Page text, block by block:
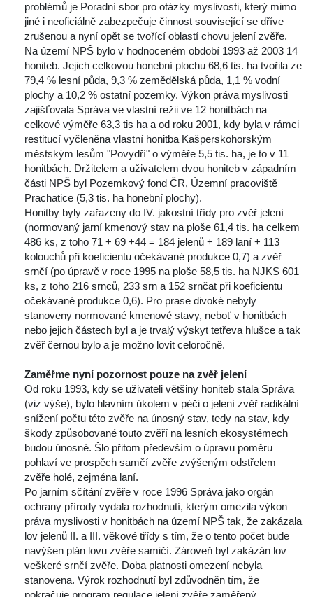
problémů je Poradní sbor pro otázky myslivosti, který mimo
jiné i neoficiálně zabezpečuje činnost související se dříve
zrušenou a nyní opět se tvořící oblastí chovu jelení zvěře.
Na území NPŠ bylo v hodnoceném období 1993 až 2003 14
honiteb. Jejich celkovou honební plochu 68,6 tis. ha tvořila ze
79,4 % lesní půda, 9,3 % zemědělská půda, 1,1 % vodní
plochy a 10,2 % ostatní pozemky. Výkon práva myslivosti
zajišťovala Správa ve vlastní režii ve 12 honitbách na
celkové výměře 63,3 tis ha a od roku 2001, kdy byla v rámci
restitucí vyčleněna vlastní honitba Kašperskohorským
městským lesům "Povydří" o výměře 5,5 tis. ha, je to v 11
honitbách. Držitelem a uživatelem dvou honiteb v západním
části NPŠ byl Pozemkový fond ČR, Územní pracoviště
Prachatice (5,3 tis. ha honební plochy).
Honitby byly zařazeny do IV. jakostní třídy pro zvěř jelení
(normovaný jarní kmenový stav na ploše 61,4 tis. ha celkem
486 ks, z toho 71 + 69 +44 = 184 jelenů + 189 laní + 113
kolouchů při koeficientu očekávané produkce 0,7) a zvěř
rnčí (po úpravě v roce 1995 na ploše 58,5 tis. ha NJKS 601
ks, z toho 216 srnců, 233 srn a 152 srnčat při koeficientu
očekávané produkce 0,6). Pro prase divoké nebyly
tanoveny normované kmenové stavy, neboť v honitbách
nebo jejich částech byl a je trvalý výskyt tetřeva hlušce a tak
zvěř černou bylo a je možno lovit celoročně.
Zaměřme nyní pozornost pouze na zvěř jelení
Od roku 1993, kdy se uživateli většiny honiteb stala Správa
(viz výše), bylo hlavním úkolem v péči o jelení zvěř radikální
nížení počtu této zvěře na únosný stav, tedy na stav, kdy
škody způsobované touto zvěří na lesních ekosystémech
budou únosné. Šlo přitom především o úpravu poměru
pohlaví ve prospěch samčí zvěře zvýšeným odstřelem
zvěře holé, zejména laní.
Po jarním sčítání zvěře v roce 1996 Správa jako orgán
ochrany přírody vydala rozhodnutí, kterým omezila výkon
práva myslivosti v honitbách na území NPŠ tak, že zakázala
lov jelenů II. a III. věkové třídy s tím, že o tento počet bude
navýšen plán lovu zvěře samičí. Zároveň byl zakázán lov
veškeré srnčí zvěře. Doba platnosti omezení nebyla
tanovena. Výrok rozhodnutí byl zdůvodněn tím, že
pokračuje program regulace jelení zvěře zaměřený